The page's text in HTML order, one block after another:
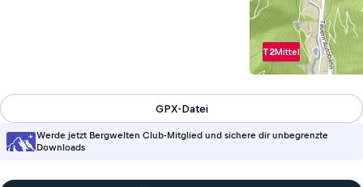
T2Mittel
Werde jetzt Bergwelten Club-Mitglied und sichere dir unbegrenzte
Downloads
GPX-Datei